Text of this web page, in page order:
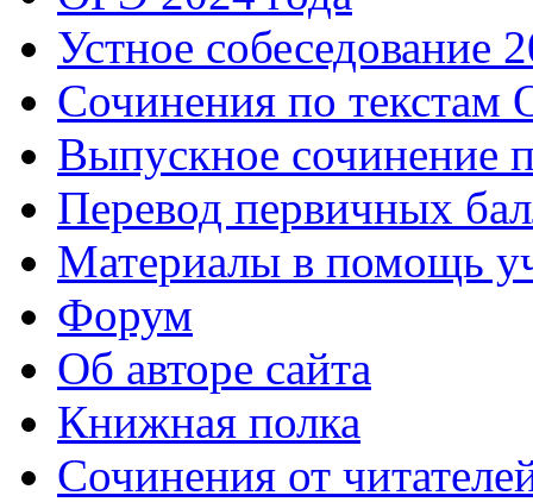
Устное собеседование
Сочинения по текстам
Выпускное сочинение
Перевод первичных
Материалы в помощь
Форум
Об авторе сайта
Книжная полка
Cочинения от